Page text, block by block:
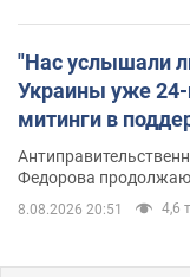
"Нас услышали
Украины уже 24-
митинги в
Федорова
8.08.2026 20:51 4,6 т.